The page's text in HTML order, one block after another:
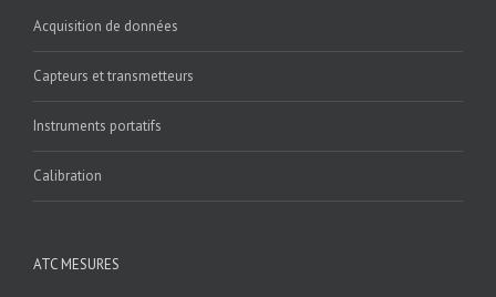
Acquisition de données
Capteurs et transmetteurs
Instruments portatifs
Calibration
ATC MESURES